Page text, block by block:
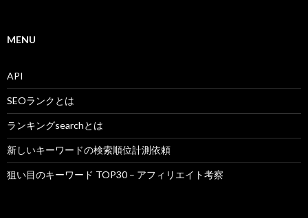
MENU
API
SEOランクとは
ランキングsearchとは
新しいキーワードの検索順位計測依頼
狙い目のキーワード TOP30 – アフィリエイト考察